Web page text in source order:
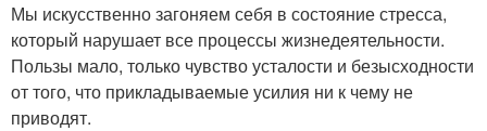
Мы искусственно загоняем себя в состояние стресса,
который нарушает все процессы жизнедеятельности.
Пользы мало, только чувство усталости и безысходности
от того, что прикладываемые усилия ни к чему не
приводят.